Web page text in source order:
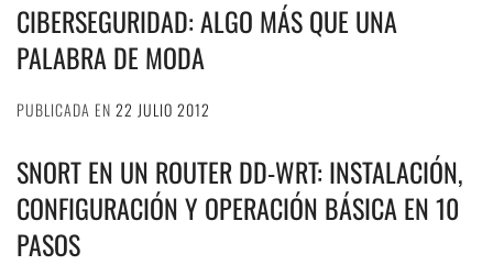
CIBERSEGURIDAD: ALGO MÁS QUE UNA
PALABRA DE MODA
PUBLICADA EN 22 JULIO 2012
SNORT EN UN ROUTER DD-WRT: INSTALACIÓN,
CONFIGURACIÓN Y OPERACIÓN BÁSICA EN 10
PASOS